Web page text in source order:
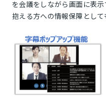
を会議をしながら画面に表
抱える方への情報保障として